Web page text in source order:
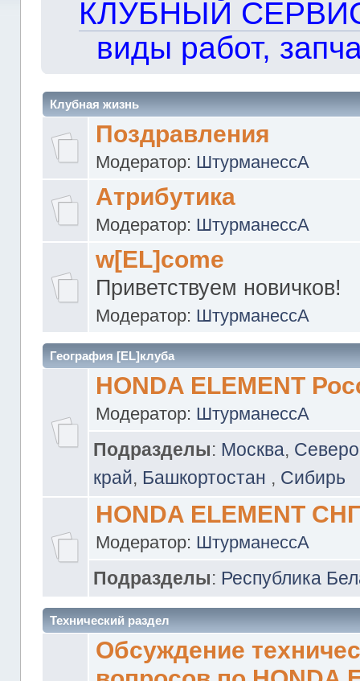
КЛУБНЫЙ
виды работ,
Клубная жизнь
Поздравления
Модератор: ШтурманессА
Атрибутика
Модератор: ШтурманессА
w[EL]come
Приветствуем новичков!
Модератор: ШтурманессА
География [EL]клуба
HONDA ELEMENT
Модератор: ШтурманессА
Подразделы: Москва,
край, Башкортостан , Сибирь
HONDA ELEMENT
Модератор: ШтурманессА
Подразделы: Республика
Технический раздел
Обсуждение